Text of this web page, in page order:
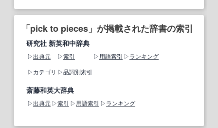
「pick to pieces」が掲載された辞書の索引
研究社 新英和中辞典
出典元 索引 用語索引
ランキング
カテゴリ
品詞別索引
斎藤和英大辞典
出典元 索引 用語索引 ランキング